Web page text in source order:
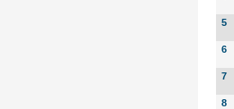
5
6
7
8